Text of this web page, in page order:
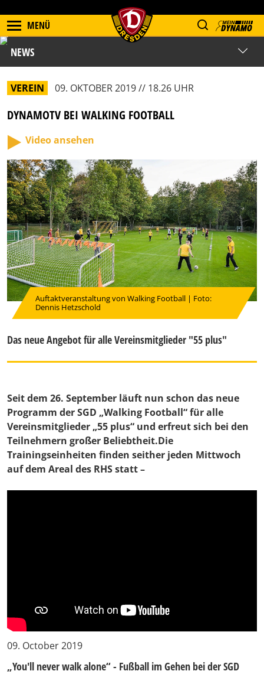
MENÜ
NEWS
VEREIN 09. OKTOBER 2019 // 18.26 UHR
DYNAMOTV BEI WALKING FOOTBALL
Video ansehen
Auftaktveranstaltung von Walking Football | Foto:
Dennis Hetzschold
Das neue Angebot für alle Vereinsmitglieder "55 plus"
Seit dem 26. September läuft nun schon das neue
Programm der SGD „Walking Football“ für alle
Vereinsmitglieder „55 plus“ und erfreut sich bei den
Teilnehmern großer Beliebtheit.Die
Trainingseinheiten finden seither jeden Mittwoch
auf dem Areal des RHS statt –
09. October 2019
„You'll never walk alone“ - Fußball im Gehen bei der SGD